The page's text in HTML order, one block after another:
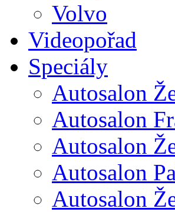
Volvo
Videopořad
Speciály
Autosalon
Autosalon
Autosalon
Autosalon
Autosalon